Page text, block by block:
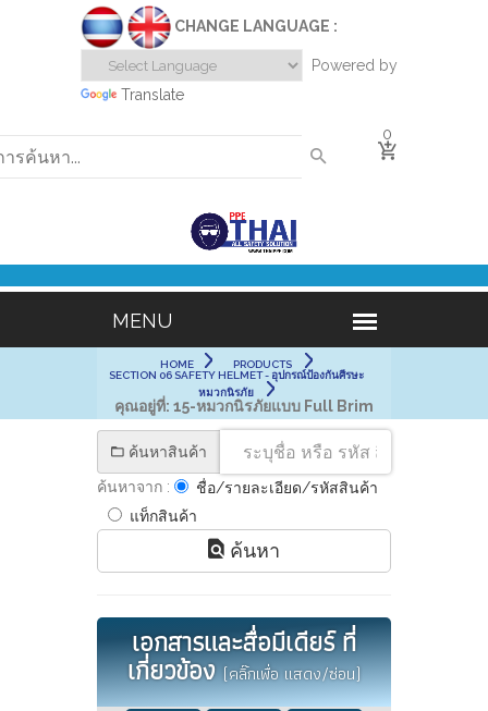
CHANGE LANGUAGE :
Powered by
Translate
0
HOME
PRODUCTS
SECTION 06 SAFETY HELMET - อุปกรณ์ป้องกันศีรษะ
หมวกนิรภัย
คุณอยู่ที่: 15-หมวกนิรภัยแบบ Full Brim
ค้นหาสินค้า
ค้นหาจาก :
ชื่อ/รายละเอียด/รหัสสินค้า
แท็กสินค้า
ค้นหา
เอกสารและสื่อมีเดียร์ ที่
เกี่ยวข้อง(คลิ๊กเพื่อ แสดง/ซ่อน)